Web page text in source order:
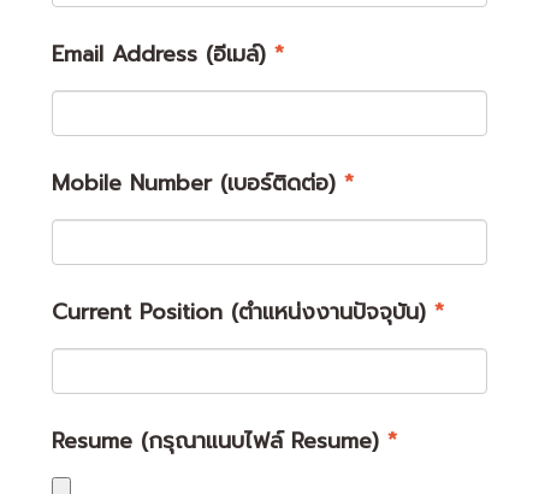
Email Address (อีเมล์) *
Mobile Number (เบอร์ติดต่อ) *
Current Position (ตำแหน่งงานปัจจุบัน) *
Resume (กรุณาแนบไฟล์ Resume) *